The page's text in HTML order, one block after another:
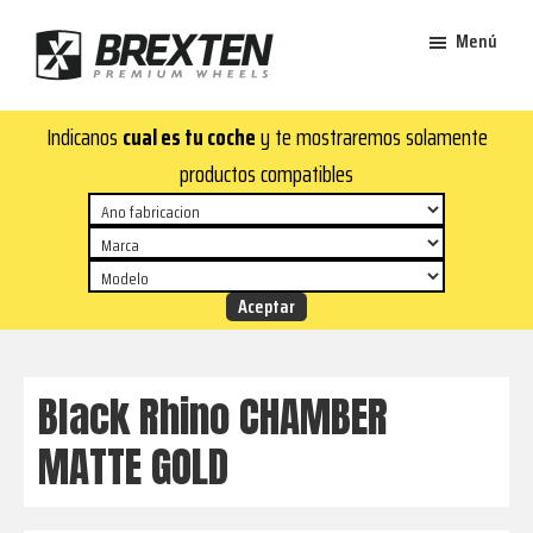
contenido
principal
de
página
Brexten
aluminio
premium
¡En
Brexten.com
encontrarás
aluminio
top!
y
estilo
para
Menú
Indicanos cual es tu cochey te mostraremos solamente
productos compatibles
Black Rhino CHAMBER
MATTE GOLD